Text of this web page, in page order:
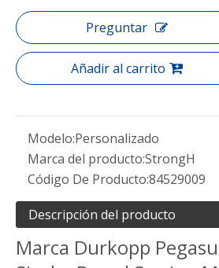
Preguntar
Añadir al carrito
Modelo:Personalizado
Marca del producto:StrongH
Código De Producto:84529009
Descripción del producto
Marca Durkopp